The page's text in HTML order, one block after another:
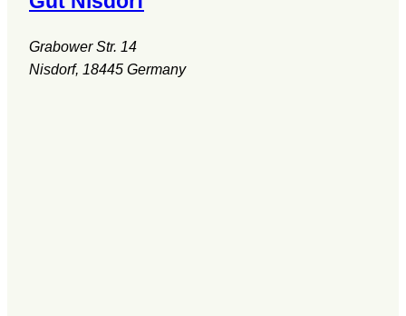
Grabower Str. 14
Nisdorf, 18445 Germany